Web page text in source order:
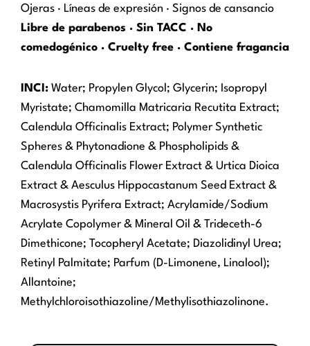
Ojeras · Líneas de expresión · Signos de cansancio
Libre de parabenos · Sin TACC · No
comedogénico · Cruelty free · Contiene fragancia
INCI: Water; Propylen Glycol; Glycerin; Isopropyl
Myristate; Chamomilla Matricaria Recutita Extract;
Calendula Officinalis Extract; Polymer Synthetic
Spheres & Phytonadione & Phospholipids &
Calendula Officinalis Flower Extract & Urtica Dioica
Extract & Aesculus Hippocastanum Seed Extract &
Macrosystis Pyrifera Extract; Acrylamide/Sodium
Acrylate Copolymer & Mineral Oil & Trideceth-6
Dimethicone; Tocopheryl Acetate; Diazolidinyl Urea;
Retinyl Palmitate; Parfum (D-Limonene, Linalool);
Allantoine;
Methylchloroisothiazoline/Methylisothiazolinone.